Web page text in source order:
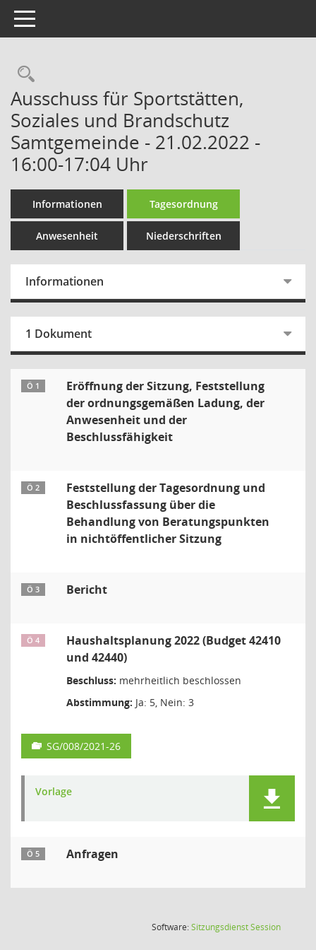
Toggle navigation
Rechercheauswahl
Ausschuss für Sportstätten,
Soziales und Brandschutz
Samtgemeinde - 21.02.2022 -
16:00-17:04 Uhr
Informationen Tagesordnung
Anwesenheit Niederschriften
Informationen
1 Dokument
Ö 1
Eröffnung der Sitzung, Feststellung
der ordnungsgemäßen Ladung, der
Anwesenheit und der
Beschlussfähigkeit
Ö 2
Feststellung der Tagesordnung und
Beschlussfassung über die
Behandlung von Beratungspunkten
in nichtöffentlicher Sitzung
Ö 3 Bericht
Ö 4
Haushaltsplanung 2022 (Budget 42410
und 42440)
Beschluss: mehrheitlich beschlossen
Abstimmung: Ja: 5, Nein: 3
SG/008/2021-26
Vorlage
Ö 5 Anfragen
Software:SitzungsdienstSession(Wird in